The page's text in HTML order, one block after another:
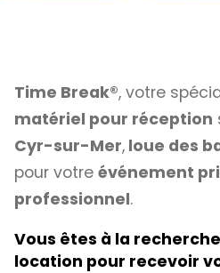
Time Break®, votre
matériel pour réception
Cyr-sur-Mer, loue des
pour votre événement
professionnel.
Vous êtes à la
location pour recevoir